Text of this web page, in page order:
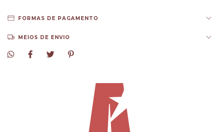
FORMAS DE PAGAMENTO
MEIOS DE ENVIO